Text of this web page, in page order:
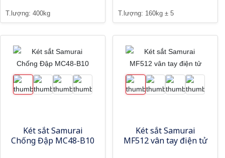
T.lượng: 400kg T.lượng: 160kg ± 5
Két sắt Samurai
Chống Đập MC48-B10
Két sắt Samurai
MF512 vân tay điện tử